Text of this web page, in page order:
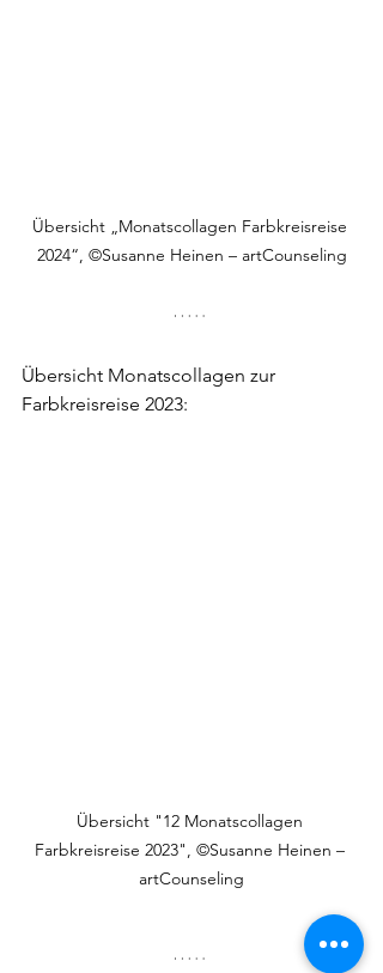
Übersicht „Monatscollagen Farbkreisreise
2024“, ©Susanne Heinen – artCounseling
Übersicht Monatscollagen zur
Farbkreisreise 2023:
Übersicht "12 Monatscollagen
Farbkreisreise 2023", ©Susanne Heinen –
artCounseling